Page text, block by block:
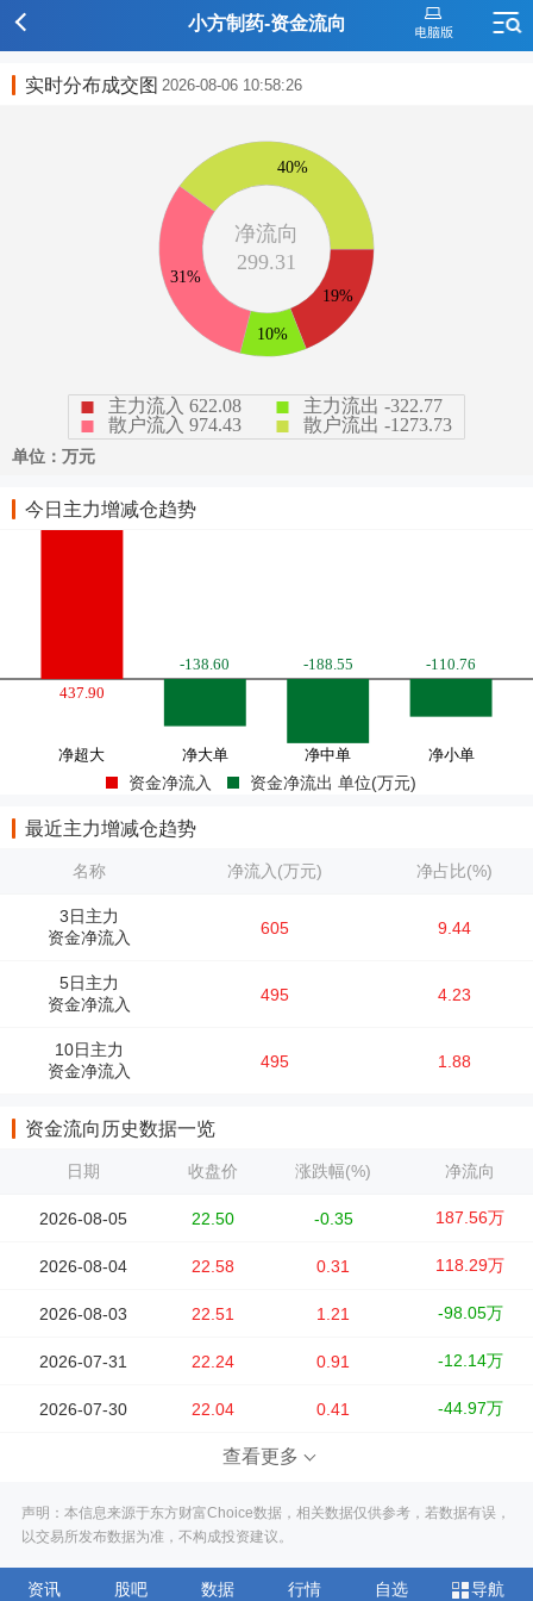
小方制药-资金流向
实时分布成交图 2026-08-06 10:58:26
今日主力增减仓趋势
资金净流入 资金净流出 单位(万元)
最近主力增减仓趋势
名称 净流入(万元) 净占比(%)
3日主力
资金净流入
605 9.44
5日主力
资金净流入
495 4.23
10日主力
资金净流入
495 1.88
资金流向历史数据一览
日期 收盘价 涨跌幅(%) 净流向
2026-08-05 22.50 -0.35 187.56万
2026-08-04 22.58 0.31 118.29万
2026-08-03 22.51 1.21 -98.05万
2026-07-31 22.24 0.91 -12.14万
2026-07-30 22.04 0.41 -44.97万
查看更多
声明：本信息来源于东方财富Choice数据，相关数据仅供参考，若数据有误，
以交易所发布数据为准，不构成投资建议。
资讯 股吧 数据 行情 自选 导航